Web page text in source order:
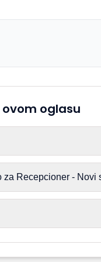
oglasu
za Recepcioner - Novi